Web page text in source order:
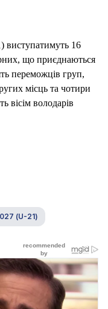
виступатимуть 16
що приєднаються
переможців груп,
місць та чотири
вісім володарів
(U-21)